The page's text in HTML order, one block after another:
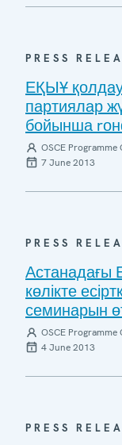
PRESS
ЕҚЫҰ
партиялар
бойынша
OSCE Programme
7 June 2013
PRESS
Астанадағы
көлікте
семинарын
OSCE Programme
4 June 2013
PRESS